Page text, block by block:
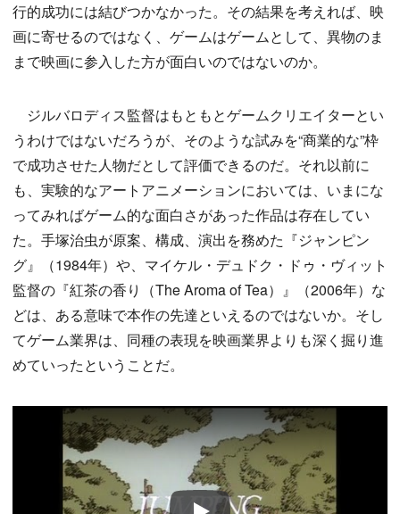
行的成功には結びつかなかった。その結果を考えれば、映
画に寄せるのではなく、ゲームはゲームとして、異物のま
まで映画に参入した方が面白いのではないのか。
ジルバロディス監督はもともとゲームクリエイターとい
うわけではないだろうが、そのような試みを“商業的な”枠
で成功させた人物だとして評価できるのだ。それ以前に
も、実験的なアートアニメーションにおいては、いまにな
ってみればゲーム的な面白さがあった作品は存在してい
た。手塚治虫が原案、構成、演出を務めた『ジャンピン
グ』（1984年）や、マイケル・デュドク・ドゥ・ヴィット
監督の『紅茶の香り（The Aroma of Tea）』（2006年）な
どは、ある意味で本作の先達といえるのではないか。そし
てゲーム業界は、同種の表現を映画業界よりも深く掘り進
めていったということだ。